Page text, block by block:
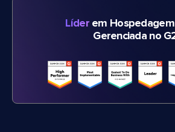
Líderem Hospedagem
Gerenciada no